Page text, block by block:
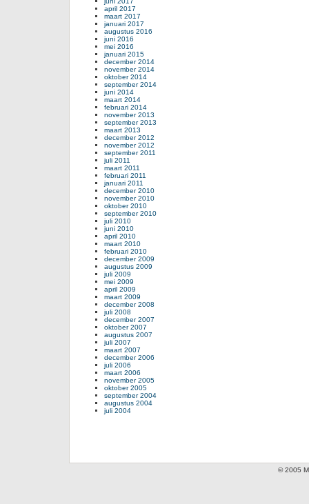
april 2017
maart 2017
januari 2017
augustus 2016
juni 2016
mei 2016
januari 2015
december 2014
november 2014
oktober 2014
september 2014
juni 2014
maart 2014
februari 2014
november 2013
september 2013
maart 2013
december 2012
november 2012
september 2011
juli 2011
maart 2011
februari 2011
januari 2011
december 2010
november 2010
oktober 2010
september 2010
juli 2010
juni 2010
april 2010
maart 2010
februari 2010
december 2009
augustus 2009
juli 2009
mei 2009
april 2009
maart 2009
december 2008
juli 2008
december 2007
oktober 2007
augustus 2007
juli 2007
maart 2007
december 2006
juli 2006
maart 2006
november 2005
oktober 2005
september 2004
augustus 2004
juli 2004
© 2005